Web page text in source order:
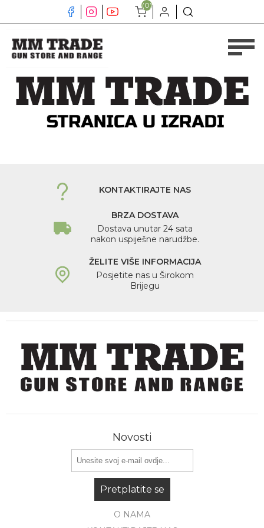
(0)
KONTAKTIRAJTE NAS
BRZA DOSTAVA
Dostava unutar 24 sata
nakon uspiješne narudžbe.
ŽELITE VIŠE INFORMACIJA
Posjetite nas u Širokom
Brijegu
Novosti
Pretplatite se
O NAMA